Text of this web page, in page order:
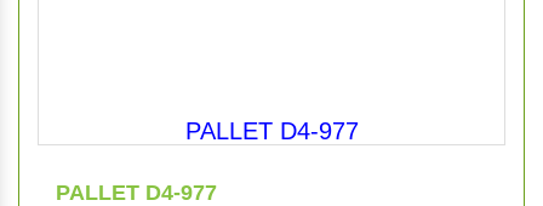
PALLET D4-977
PALLET D4-977